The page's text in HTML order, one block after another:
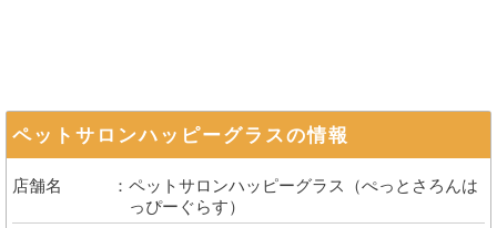
ペットサロンハッピーグラスの情報
店舗名 ペットサロンハッピーグラス （ぺっとさろんは
っぴーぐらす）